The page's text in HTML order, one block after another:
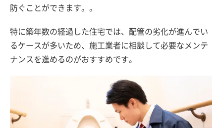
防ぐことができます。。
特に築年数の経過した住宅では、配管の劣化が進んでい
るケースが多いため、施工業者に相談して必要なメンテ
ナンスを進めるのがおすすめです。